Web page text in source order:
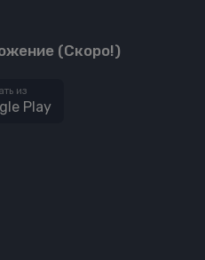
(Скоро!)
из
Play